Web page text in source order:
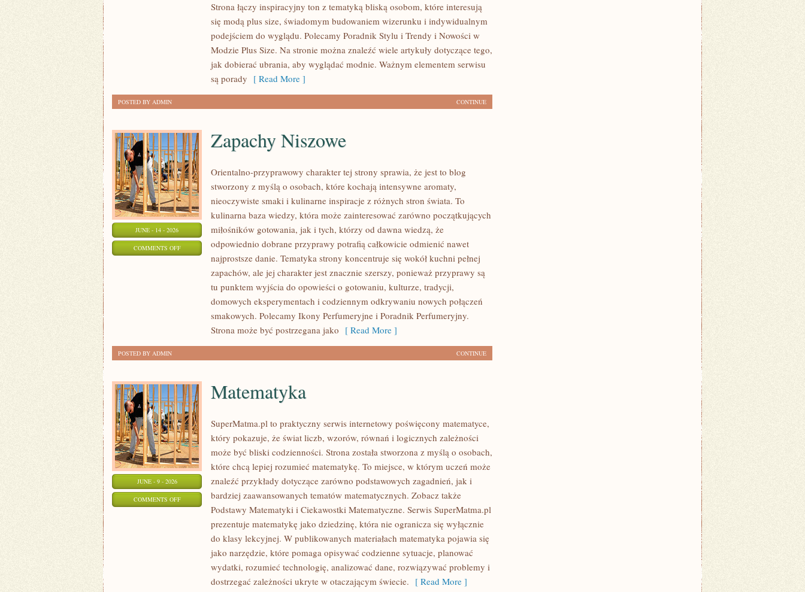
Strona łączy inspiracyjny ton z tematyką bliską osobom, które interesują
się modą plus size, świadomym budowaniem wizerunku i indywidualnym
podejściem do wyglądu. Polecamy Poradnik Stylu i Trendy i Nowości w
Modzie Plus Size. Na stronie można znaleźć wiele artykuły dotyczące tego,
jak dobierać ubrania, aby wyglądać modnie. Ważnym elementem serwisu
są porady [ Read More ]
CONTINUE
POSTED BY ADMIN
JUNE - 14 - 2026
COMMENTS OFFON
Zapachy Niszowe
Orientalno-przyprawowy charakter tej strony sprawia, że jest to blog
stworzony z myślą o osobach, które kochają intensywne aromaty,
nieoczywiste smaki i kulinarne inspiracje z różnych stron świata. To
kulinarna baza wiedzy, która może zainteresować zarówno początkujących
miłośników gotowania, jak i tych, którzy od dawna wiedzą, że
odpowiednio dobrane przyprawy potrafią całkowicie odmienić nawet
najprostsze danie. Tematyka strony koncentruje się wokół kuchni pełnej
zapachów, ale jej charakter jest znacznie szerszy, ponieważ przyprawy są
tu punktem wyjścia do opowieści o gotowaniu, kulturze, tradycji,
domowych eksperymentach i codziennym odkrywaniu nowych połączeń
smakowych. Polecamy Ikony Perfumeryjne i Poradnik Perfumeryjny.
Strona może być postrzegana jako [ Read More ]
CONTINUE
POSTED BY ADMIN
JUNE - 9 - 2026
COMMENTS OFFON
MATEMATYKA
Matematyka
SuperMatma.pl to praktyczny serwis internetowy poświęcony matematyce,
który pokazuje, że świat liczb, wzorów, równań i logicznych zależności
może być bliski codzienności. Strona została stworzona z myślą o osobach,
które chcą lepiej rozumieć matematykę. To miejsce, w którym uczeń może
znaleźć przykłady dotyczące zarówno podstawowych zagadnień, jak i
bardziej zaawansowanych tematów matematycznych. Zobacz także
Podstawy Matematyki i Ciekawostki Matematyczne. Serwis SuperMatma.pl
prezentuje matematykę jako dziedzinę, która nie ogranicza się wyłącznie
do klasy lekcyjnej. W publikowanych materiałach matematyka pojawia się
jako narzędzie, które pomaga opisywać codzienne sytuacje, planować
wydatki, rozumieć technologię, analizować dane, rozwiązywać problemy i
dostrzegać zależności ukryte w otaczającym świecie. [ Read More ]